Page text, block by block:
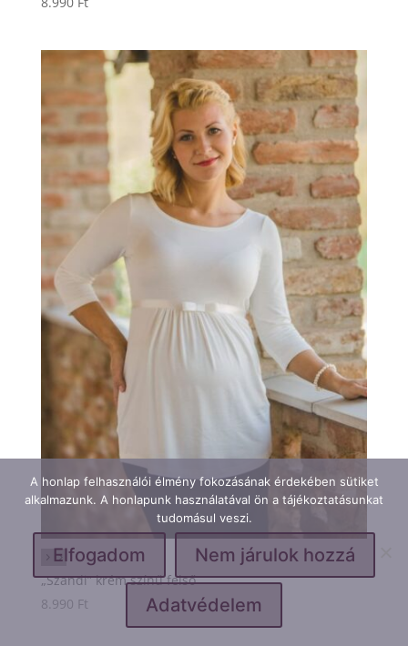
„Szandi” krém színű felső
8.990 Ft
A honlap felhasználói élmény fokozásának érdekében sütiket
alkalmazunk. A honlapunk használatával ön a tájékoztatásunkat
tudomásul veszi.
Elfogadom Nem járulok hozzá
Adatvédelem